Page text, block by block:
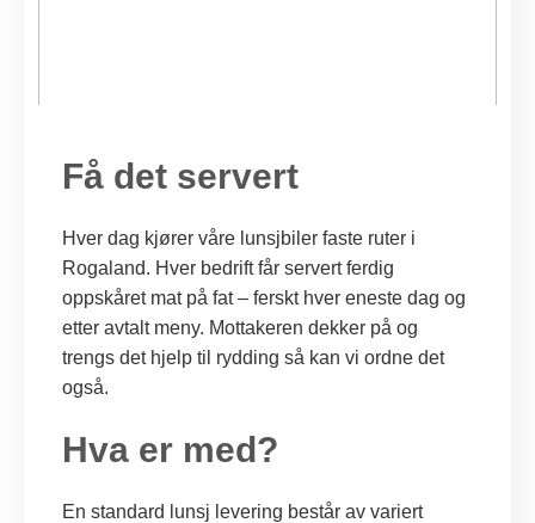
Få det servert
Hver dag kjører våre lunsjbiler faste ruter i
Rogaland. Hver bedrift får servert ferdig
oppskåret mat på fat – ferskt hver eneste dag og
etter avtalt meny. Mottakeren dekker på og
trengs det hjelp til rydding så kan vi ordne det
også.
Hva er med?
En standard lunsj levering består av variert